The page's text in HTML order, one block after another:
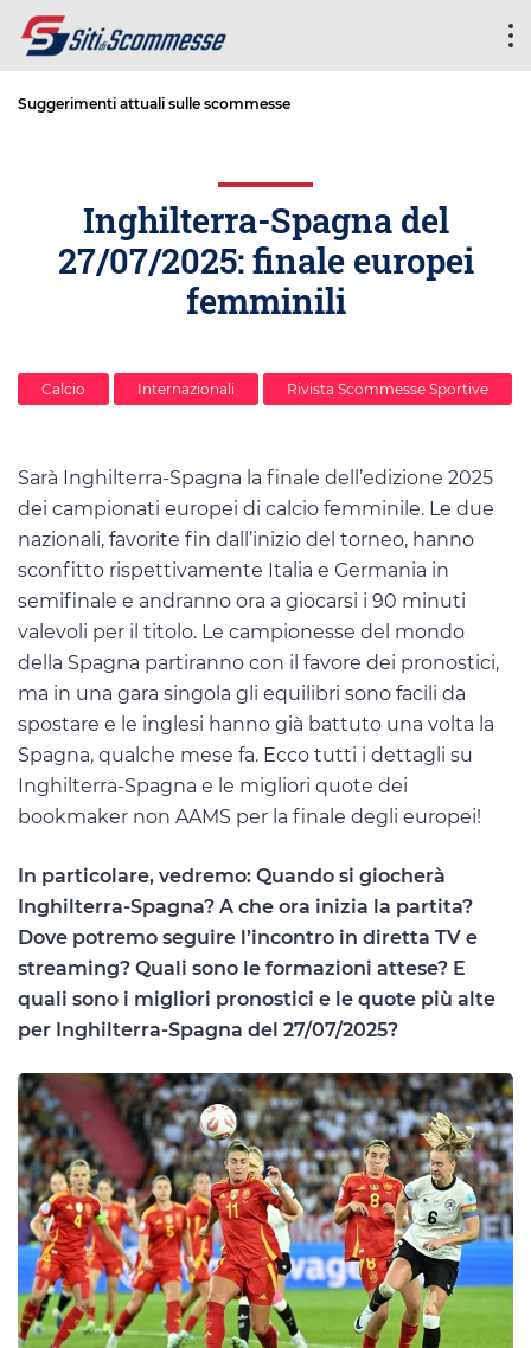
Suggerimenti attuali sulle scommesse
Inghilterra-Spagna del
27/07/2025: finale europei
femminili
Calcio Internazionali Rivista Scommesse Sportive
Sarà Inghilterra-Spagna la finale dell’edizione 2025
dei campionati europei di calcio femminile. Le due
nazionali, favorite fin dall’inizio del torneo, hanno
sconfitto rispettivamente Italia e Germania in
semifinale e andranno ora a giocarsi i 90 minuti
valevoli per il titolo. Le campionesse del mondo
della Spagna partiranno con il favore dei pronostici,
ma in una gara singola gli equilibri sono facili da
spostare e le inglesi hanno già battuto una volta la
Spagna, qualche mese fa. Ecco tutti i dettagli su
Inghilterra-Spagna e le migliori quote dei
bookmaker non AAMS per la finale degli europei!
In particolare, vedremo: Quando si giocherà
Inghilterra-Spagna? A che ora inizia la partita?
Dove potremo seguire l’incontro in diretta TV e
streaming? Quali sono le formazioni attese? E
quali sono i migliori pronostici e le quote più alte
per Inghilterra-Spagna del 27/07/2025?